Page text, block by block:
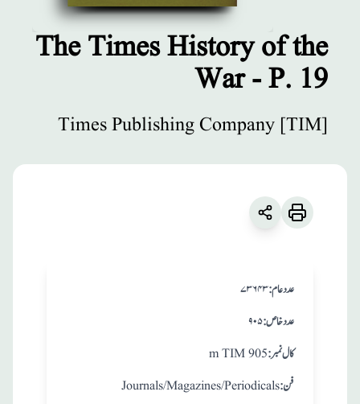
History of the
War - P. 19
The Times History of the
War - P. 19
Times Publishing Company [TIM]
۷۳۶۴۳:عدد عام
۹۰۵:عدد خاص
m TIM 905 :کال نمبر
Journals/Magazines/Periodicals :فن